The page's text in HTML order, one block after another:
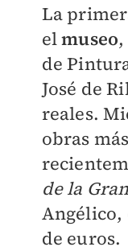
La
elmuseo
de
José de
reales.
obras
de la
Angélico,
de euros.